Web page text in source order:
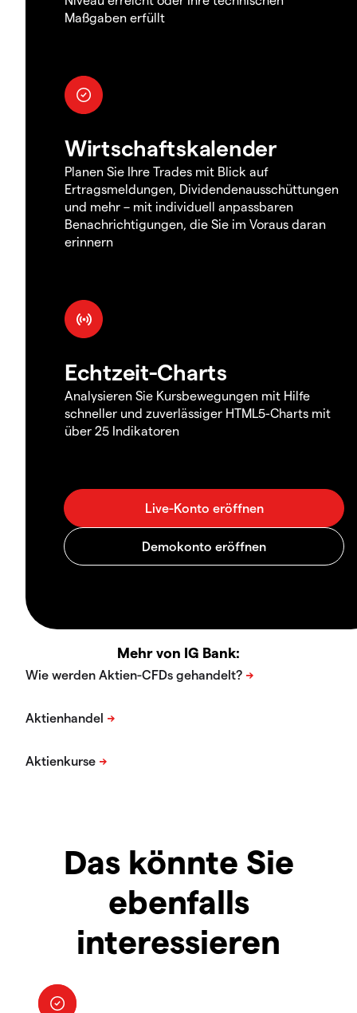
Maßgaben erfüllt
Wirtschaftskalender
Planen Sie Ihre Trades mit Blick auf
Ertragsmeldungen, Dividendenausschüttungen
und mehr – mit individuell anpassbaren
Benachrichtigungen, die Sie im Voraus daran
erinnern
Echtzeit-Charts
Analysieren Sie Kursbewegungen mit Hilfe
schneller und zuverlässiger HTML5-Charts mit
über 25 Indikatoren
Mehr von IG Bank:
Das könnte Sie
ebenfalls
interessieren